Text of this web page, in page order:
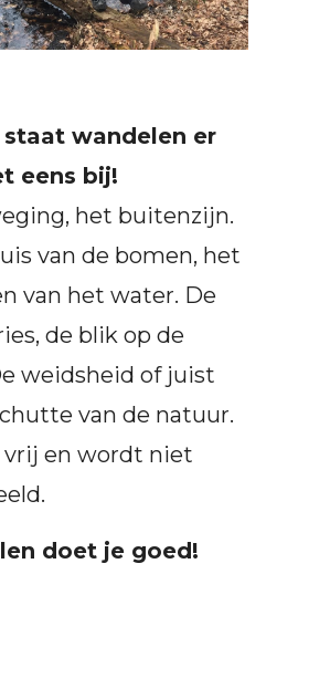
staat wandelen er
eens bij!
het buitenzijn.
van de bomen, het
van het water. De
de blik op de
weidsheid of juist
van de natuur.
vrij en wordt niet
doet je goed!